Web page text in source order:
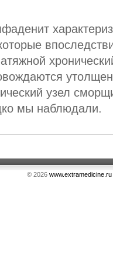
узел
мы наблюдали.
© 2026 www.extramedicine.ru